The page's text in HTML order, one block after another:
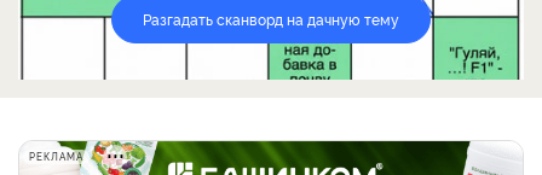
Разгадать сканворд на дачную тему
РЕКЛАМА